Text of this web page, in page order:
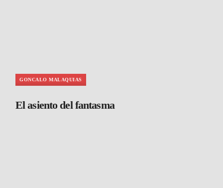
GONCALO MALAQUIAS
El asiento del fantasma